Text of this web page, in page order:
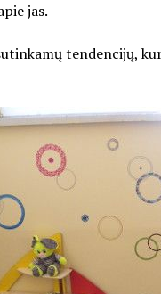
jas.
tendencijų,